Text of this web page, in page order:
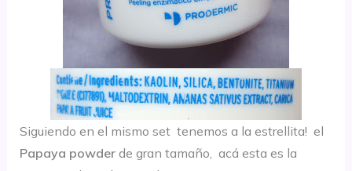
Siguiendo en el mismo set tenemos a la estrellita! el
Papaya powderde gran tamaño, acá esta es la